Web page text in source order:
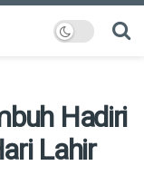
Hadiri
Lahir